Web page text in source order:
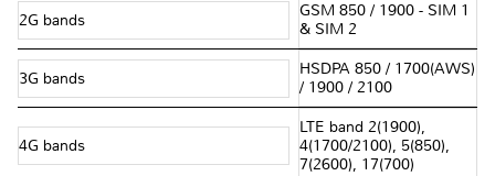
2G bands
GSM 850 / 1900 - SIM 1
& SIM 2
3G bands
HSDPA 850 / 1700(AWS)
/ 1900 / 2100
4G bands
LTE band 2(1900),
4(1700/2100), 5(850),
7(2600), 17(700)